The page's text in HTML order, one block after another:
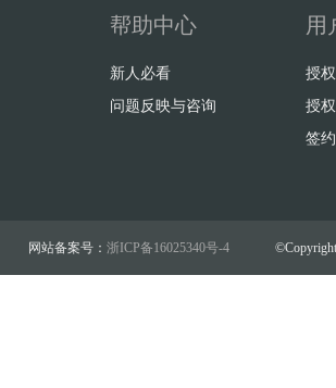
帮助中心
新人必看
问题反映与咨询
用
授
授
签
网站备案号： 浙ICP备16025340号-4 ©Copyright